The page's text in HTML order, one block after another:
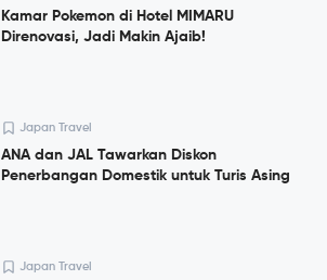
Kamar Pokemon di Hotel MIMARU
Direnovasi, Jadi Makin Ajaib!
Japan Travel
ANA dan JAL Tawarkan Diskon
Penerbangan Domestik untuk Turis Asing
Japan Travel